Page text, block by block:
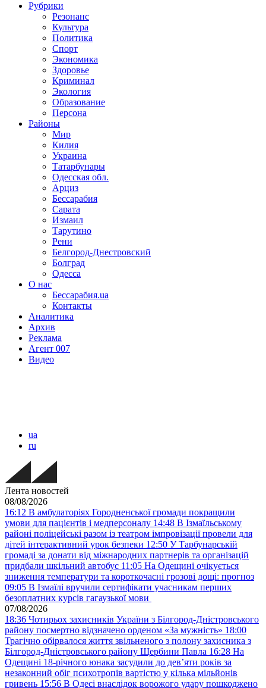
Рубрики
Резонанс
Культура
Политика
Спорт
Экономика
Здоровье
Криминал
Экология
Образование
Персона
Районы
Мир
Килия
Украина
Татарбунары
Одесская обл.
Арциз
Бессарабия
Сарата
Измаил
Тарутино
Рени
Белгород-Днестровский
Болград
Одесса
О нас
Бессарабия.ua
Контакты
Аналитика
Архив
Реклама
Агент 007
Видео
ua
ru
Лента новостей
08/08/2026
16:12 В амбулаторіях Городненської громади покращили
умови для пацієнтів і медперсоналу 14:48 В Ізмаїльському
районі поліцейські разом із театром імпровізації провели для
дітей інтерактивний урок безпеки 12:50 У Тарбунарській
громаді за донати від міжнародних партнерів та організацій
придбали шкільний автобус 11:05 На Одещині очікується
зниження температури та короткочасні грозові дощі: прогноз
09:05 В Ізмаїлі вручили сертифікати учасникам перших
безоплатних курсів гагаузької мови
07/08/2026
18:36 Чотирьох захисників України з Білгород-Дністровського
району посмертно відзначено орденом «За мужність» 18:00
Трагічно обірвалося життя звільненого з полону захисника з
Білгород-Дністровського району Щербини Павла 16:28 На
Одещині 18-річного юнака засудили до дев’яти років за
незаконний обіг психотропів вартістю у кілька мільйонів
гривень 15:56 В Одесі внаслідок ворожого удару пошкоджено